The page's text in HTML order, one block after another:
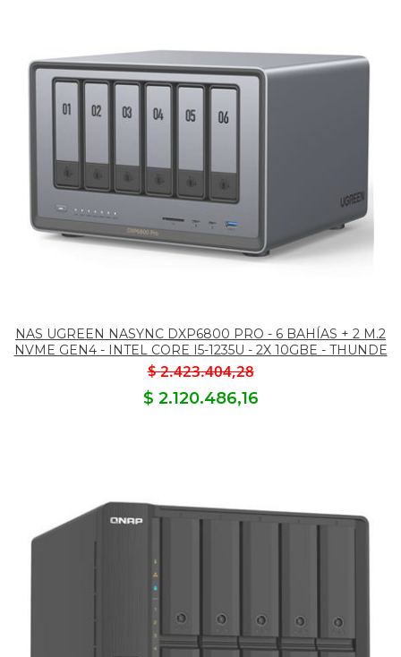
NAS UGREEN NASYNC DXP6800 PRO - 6 BAHÍAS + 2 M.2
NVME GEN4 - INTEL CORE I5-1235U - 2X 10GBE - THUNDE
$ 2.423.404,28
$ 2.120.486,16